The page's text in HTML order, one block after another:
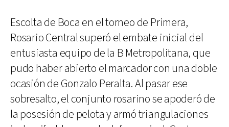
Escolta de Boca en el torneo de Primera,
Rosario Central superó el embate inicial del
entusiasta equipo de la B Metropolitana, que
pudo haber abierto el marcador con una doble
ocasión de Gonzalo Peralta. Al pasar ese
sobresalto, el conjunto rosarino se apoderó de
la posesión de pelota y armó triangulaciones